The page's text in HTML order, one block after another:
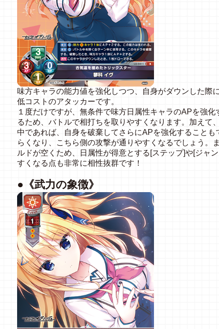
味方キャラの能力値を強化しつつ、自身がダウンした際
低コストのアタッカーです。
１度だけですが、無条件で味方日属性キャラのAPを強
るため、バトルで相打ちを取りやすくなります。加えて
中であれば、自身を破棄してさらにAPを強化すること
らくなり、こちら側の攻撃が通りやすくなるでしょう。
ルドが空くため、日属性が得意とする[ステップ]や[ジャ
すくなる点も非常に相性抜群です！
●《武力の象徴》